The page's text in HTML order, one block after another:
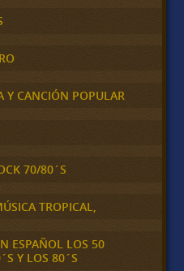
Y CANCIÓN POPULAR
70/80´S
TROPICAL,
ESPAÑOL LOS 50
Y LOS 80´S